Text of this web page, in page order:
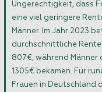
Ungerechtigkeit, dass
eine viel geringere
Männer. Im Jahr 2023
durchschnittliche
807€, während Männer
1305€ bekamen. Für
Frauen in Deutschland